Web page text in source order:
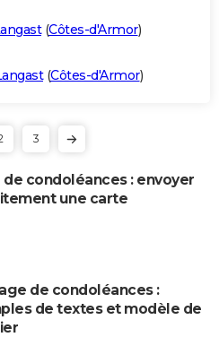
(Côtes-d'Armor)
(Côtes-d'Armor)
3
de condoléances : envoyer
une carte
de condoléances :
de textes et modèle de